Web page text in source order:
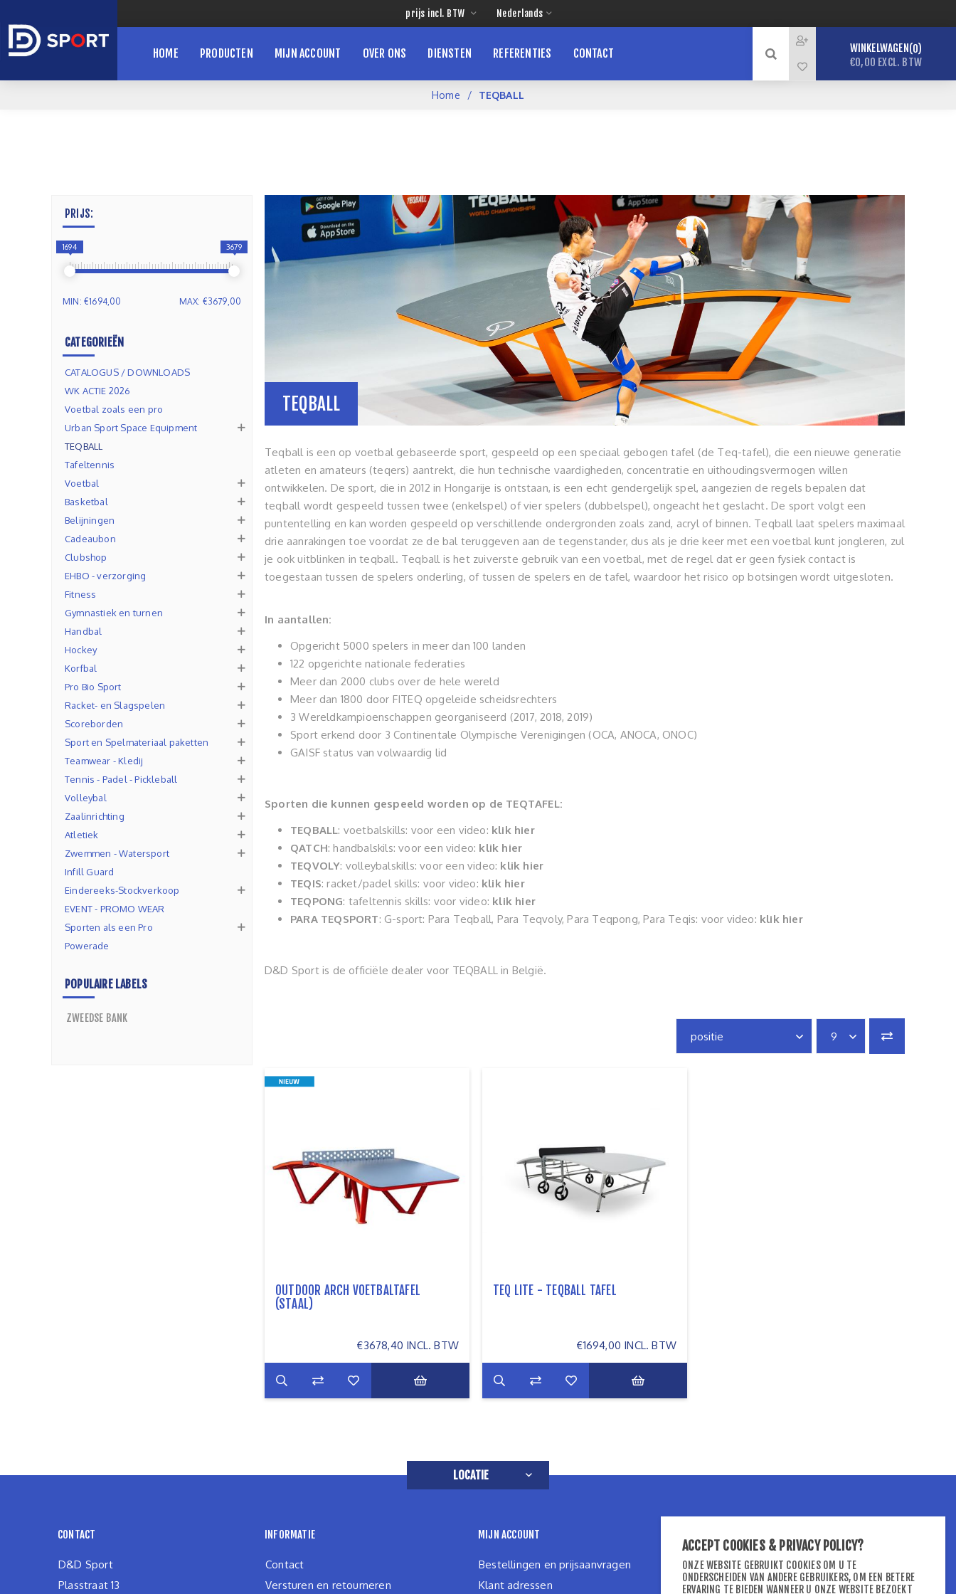
HOME PRODUCTEN MIJN ACCOUNT OVER ONS DIENSTEN REFERENTIES CONTACT WINKELWAGEN 0
€0,00 EXCL. BTW
Home TEQBALL
TEQBALL
Teqball is een op voetbal gebaseerde sport, gespeeld op een speciaal gebogen tafel (de Teq-tafel), die een nieuwe generatie
atleten en amateurs (teqers) aantrekt, die hun technische vaardigheden, concentratie en uithoudingsvermogen willen
ontwikkelen. De sport, die in 2012 in Hongarije is ontstaan, is een echt gendergelijk spel, aangezien de regels bepalen dat
teqball wordt gespeeld tussen twee (enkelspel) of vier spelers (dubbelspel), ongeacht het geslacht. De sport volgt een
puntentelling en kan worden gespeeld op verschillende ondergronden zoals zand, acryl of binnen. Teqball laat spelers maximaal
drie aanrakingen toe voordat ze de bal teruggeven aan de tegenstander, dus als je drie keer met een voetbal kunt jongleren, zul
je ook uitblinken in teqball. Teqball is het zuiverste gebruik van een voetbal, met de regel dat er geen fysiek contact is
toegestaan tussen de spelers onderling, of tussen de spelers en de tafel, waardoor het risico op botsingen wordt uitgesloten.
In aantallen:
Opgericht 5000 spelers in meer dan 100 landen
122 opgerichte nationale federaties
Meer dan 2000 clubs over de hele wereld
Meer dan 1800 door FITEQ opgeleide scheidsrechters
3 Wereldkampioenschappen georganiseerd (2017, 2018, 2019)
Sport erkend door 3 Continentale Olympische Verenigingen (OCA, ANOCA, ONOC)
GAISF status van volwaardig lid
Sporten die kunnen gespeeld worden op de TEQTAFEL:
TEQBALL: voetbalskills: voor een video: klik hier
QATCH: handbalskils: voor een video: klik hier
TEQVOLY: volleybalskills: voor een video: klik hier
TEQIS: racket/padel skills: voor video: klik hier
TEQPONG: tafeltennis skills: voor video: klik hier
PARA TEQSPORT: G-sport: Para Teqball, Para Teqvoly, Para Teqpong, Para Teqis: voor video: klik hier
D&D Sport is de officiële dealer voor TEQBALL in België.
OUTDOOR ARCH VOETBALTAFEL
(STAAL)
€3678,40 INCL. BTW
TEQ LITE - TEQBALL TAFEL
€1694,00 INCL. BTW
PRIJS:
MIN: €1694,00 MAX: €3679,00
1694 3679
CATEGORIEËN
CATALOGUS / DOWNLOADS
WK ACTIE 2026
Voetbal zoals een pro
Urban Sport Space Equipment
TEQBALL
Tafeltennis
Voetbal
Basketbal
Belijningen
Cadeaubon
Clubshop
EHBO - verzorging
Fitness
Gymnastiek en turnen
Handbal
Hockey
Korfbal
Pro Bio Sport
Racket- en Slagspelen
Scoreborden
Sport en Spelmateriaal paketten
Teamwear - Kledij
Tennis - Padel - Pickleball
Volleybal
Zaalinrichting
Atletiek
Zwemmen - Watersport
Infill Guard
Eindereeks-Stockverkoop
EVENT - PROMO WEAR
Sporten als een Pro
Powerade
POPULAIRE LABELS
ZWEEDSE BANK
LOCATIE
CONTACT
D&D Sport
Plasstraat 13
INFORMATIE
Contact
Versturen en retourneren
MIJN ACCOUNT
Bestellingen en prijsaanvragen
Klant adressen
ACCEPT COOKIES & PRIVACY POLICY?
ONZE WEBSITE GEBRUIKT COOKIES OM U TE
ONDERSCHEIDEN VAN ANDERE GEBRUIKERS, OM EEN BETERE
ERVARING TE BIEDEN WANNEER U ONZE WEBSITE BEZOEKT